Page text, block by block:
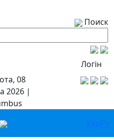
Поиск
Логін
08
2026 |
УкрРу